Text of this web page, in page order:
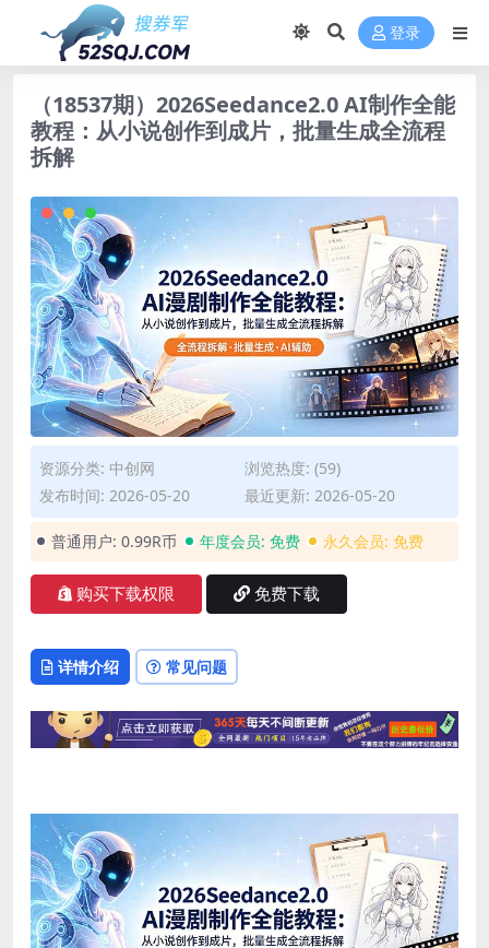
登录
（18537期）2026Seedance2.0 AI制作全能
教程：从小说创作到成片，批量生成全流程
拆解
资源分类: 中创网
浏览热度: (59)
发布时间: 2026-05-20
最近更新: 2026-05-20
普通用户: 0.99R币 年度会员: 免费 永久会员: 免费
购买下载权限 免费下载
详情介绍 常见问题